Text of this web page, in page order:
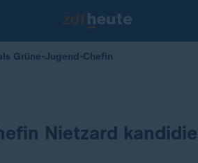
Grüne-Jugend-Chefin
Nietzard